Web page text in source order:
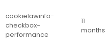
cookielawinfo-
checkbox-
performance
11
months